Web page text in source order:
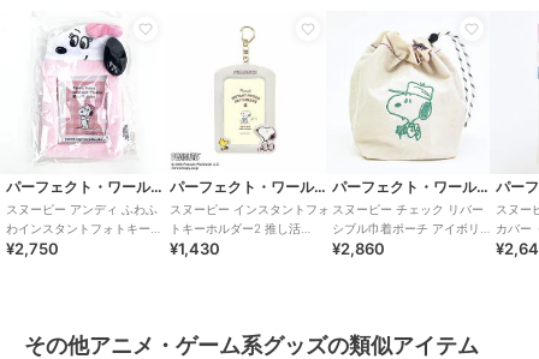
パーフェクト・ワールド・トーキョー
スヌーピー アンディ ふわふ
わインスタントフォトキーホ
ルダー 推し活 SNOOPY
¥2,750
パーフェクト・ワールド・トーキョー
スヌーピー インスタントフォ
トキーホルダー2 推し活
SNOOPY
¥1,430
パーフェクト・ワールド・トーキョー
スヌーピー チェック リバー
シブル巾着ポーチ アイボリー
SNOOPY
¥2,860
スヌー
カバー
ク
その他アニメ・ゲーム系グッズの類似アイテム